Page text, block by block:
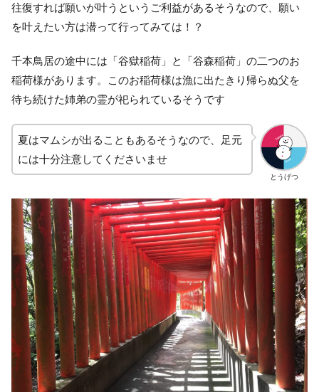
往復すれば願いが叶うというご利益があるそうなので、願い
を叶えたい方は潜って行ってみては！？
千本鳥居の途中には「谷獄稲荷」と「谷森稲荷」の二つのお
稲荷様があります。このお稲荷様は漁に出たきり帰らぬ父を
待ち続けた姉弟の霊が祀られているそうです
とうげつ
夏はマムシが出ることもあるそうなので、足元
には十分注意してくださいませ